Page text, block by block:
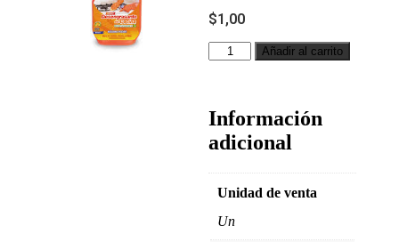
$1,00
Añadir al carrito
Información
adicional
Unidad de venta
Un